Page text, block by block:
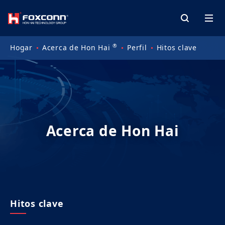
Acerca de Hon Hai
Hogar Acerca de Hon Hai® Perfil Hitos clave
Hitos clave